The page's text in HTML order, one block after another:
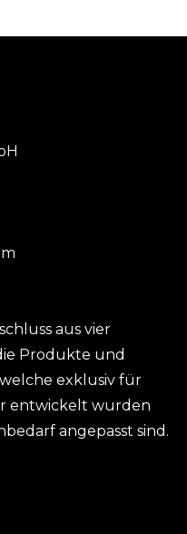
aus vier
Produkte und
exklusiv für
entwickelt wurden
angepasst sind.